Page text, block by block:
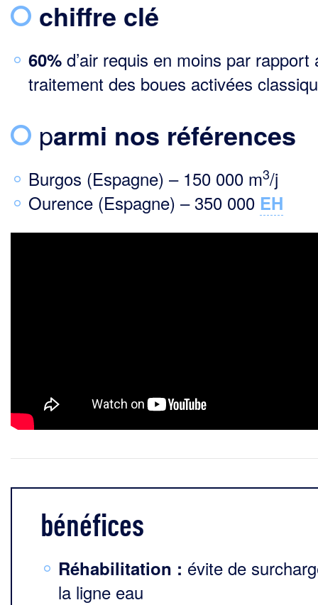
chiffre clé
60% d’air requis en moins par rapport
traitement des boues activées
parmi nos références
Burgos (Espagne) – 150 000 m3/j
Ourence (Espagne) – 350 000 EH
bénéfices
Réhabilitation : évite de
la ligne eau